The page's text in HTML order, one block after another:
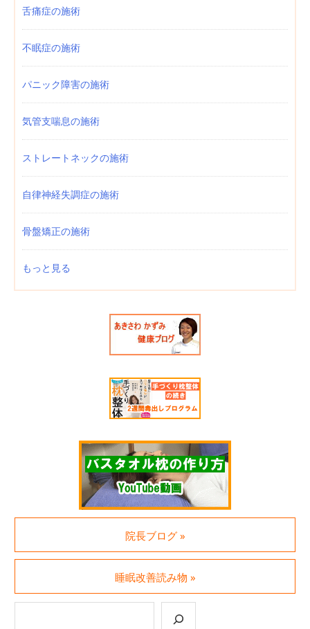
舌痛症の施術
不眠症の施術
パニック障害の施術
気管支喘息の施術
ストレートネックの施術
自律神経失調症の施術
骨盤矯正の施術
もっと見る
院長ブログ »
睡眠改善読み物 »